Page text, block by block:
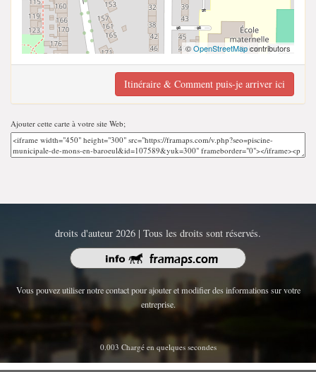
©OpenStreetMapcontributors
Itinéraire & Comment puis-je arriver ici
Ajouter cette carte à votre site Web;
droits d'auteur 2026 | Tous les droits sont réservés.
Vous pouvez utiliser notre contact pour ajouter et modifier des informations sur votre
entreprise.
0.003 Chargé en quelques secondes